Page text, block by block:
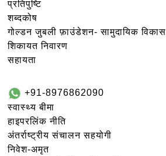
प्रतिपुष्टि
शब्दकोष
गोल्‍डन जुबली फ़ाउंडेशन- सामुदायिक विकास
शिकायत निवारण
सहायता
+91-8976862090
स्वास्थ्य बीमा
हाइपरलिंक नीति
अंतर्राष्ट्रीय संचालन सहयोगी
निवेश-अमृत